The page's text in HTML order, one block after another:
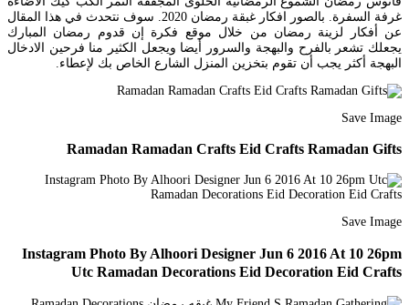
غرفة السفرة. بالصور افكار غبقة رمضان 2020. سوف نتحدث في هذا المقال
عن أفكار لزينة رمضان من خلال موقع فكرة إن قدوم رمضان المبارك
يجعلك تشعر بالفرح والبهجة والسرور أيضا ويجعل الكثير منا فرحين الادخال
البهجة أكثر يجب أن تقوم بتخزين المنزل الشارع الخاص بك لإعطاء.
Save Image
Ramadan Ramadan Crafts Eid Crafts Ramadan Gifts
Save Image
Instagram Photo By Alhoori Designer Jun 6 2016 At 10 26pm
Utc Ramadan Decorations Eid Decoration Eid Crafts